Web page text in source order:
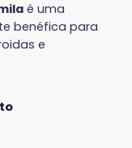
é uma
benéfica para
e